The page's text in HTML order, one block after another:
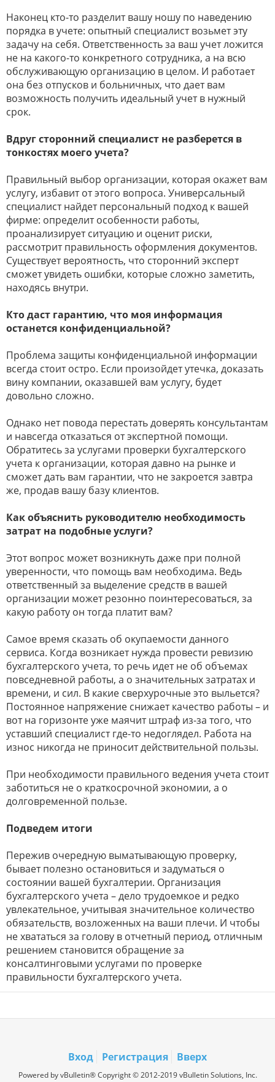
Наконец кто-то разделит вашу ношу по наведению
порядка в учете: опытный специалист возьмет эту
задачу на себя. Ответственность за ваш учет ложится
не на какого-то конкретного сотрудника, а на всю
обслуживающую организацию в целом. И работает
она без отпусков и больничных, что дает вам
возможность получить идеальный учет в нужный
срок.
Вдруг сторонний специалист не разберется в
тонкостях моего учета?
Правильный выбор организации, которая окажет вам
услугу, избавит от этого вопроса. Универсальный
специалист найдет персональный подход к вашей
фирме: определит особенности работы,
проанализирует ситуацию и оценит риски,
рассмотрит правильность оформления документов.
Существует вероятность, что сторонний эксперт
сможет увидеть ошибки, которые сложно заметить,
находясь внутри.
Кто даст гарантию, что моя информация
останется конфиденциальной?
Проблема защиты конфиденциальной информации
всегда стоит остро. Если произойдет утечка, доказать
вину компании, оказавшей вам услугу, будет
довольно сложно.
Однако нет повода перестать доверять консультантам
и навсегда отказаться от экспертной помощи.
Обратитесь за услугами проверки бухгалтерского
учета к организации, которая давно на рынке и
сможет дать вам гарантии, что не закроется завтра
же, продав вашу базу клиентов.
Как объяснить руководителю необходимость
затрат на подобные услуги?
Этот вопрос может возникнуть даже при полной
уверенности, что помощь вам необходима. Ведь
ответственный за выделение средств в вашей
организации может резонно поинтересоваться, за
какую работу он тогда платит вам?
Самое время сказать об окупаемости данного
сервиса. Когда возникает нужда провести ревизию
бухгалтерского учета, то речь идет не об объемах
повседневной работы, а о значительных затратах и
времени, и сил. В какие сверхурочные это выльется?
Постоянное напряжение снижает качество работы – и
вот на горизонте уже маячит штраф из-за того, что
уставший специалист где-то недоглядел. Работа на
износ никогда не приносит действительной пользы.
При необходимости правильного ведения учета стоит
заботиться не о краткосрочной экономии, а о
долговременной пользе.
Подведем итоги
Пережив очередную выматывающую проверку,
бывает полезно остановиться и задуматься о
состоянии вашей бухгалтерии. Организация
бухгалтерского учета – дело трудоемкое и редко
увлекательное, учитывая значительное количество
обязательств, возложенных на ваши плечи. И чтобы
не хвататься за голову в отчетный период, отличным
решением становится обращение за
консалтинговыми услугами по проверке
правильности бухгалтерского учета.
Вход Регистрация Вверх
Powered by vBulletin® Copyright © 2012-2019 vBulletin Solutions, Inc.